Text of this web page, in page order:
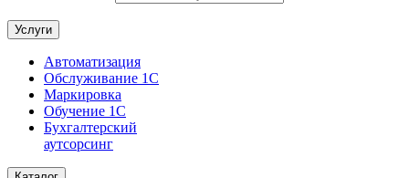
Услуги
Автоматизация
Обслуживание 1С
Маркировка
Обучение 1С
Бухгалтерский
аутсорсинг